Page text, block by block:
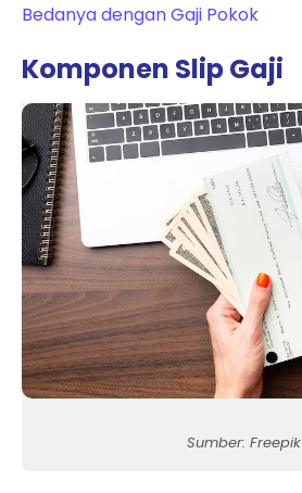
Bedanya dengan Gaji Pokok
Komponen Slip Gaji
Sumber: Freepik